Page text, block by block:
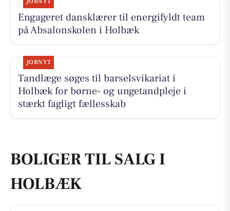
Engageret dansklærer til energifyldt team
på Absalonskolen i Holbæk
JOBNYT
Tandlæge søges til barselsvikariat i
Holbæk for børne- og ungetandpleje i
stærkt fagligt fællesskab
BOLIGER TIL SALG I
HOLBÆK